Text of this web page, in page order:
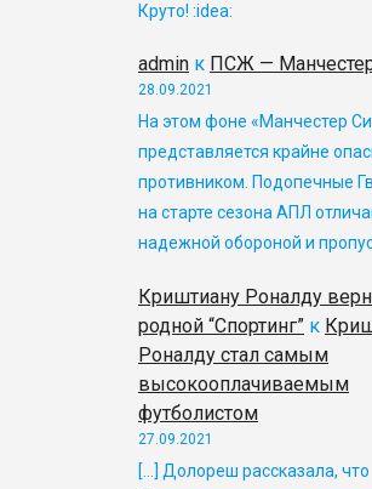
Круто! :idea:
admin к ПСЖ —
28.09.2021
На этом фоне «Манчестер
представляется крайне
противником. Подопечные
на старте сезона АПЛ
надежной обороной и
Криштиану Роналду
родной “Спортинг” к
Роналду стал самым
высокооплачиваемым
футболистом
27.09.2021
[…] Долореш рассказала, что